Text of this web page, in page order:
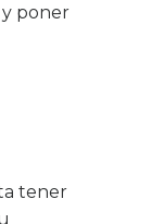
y poner
tener